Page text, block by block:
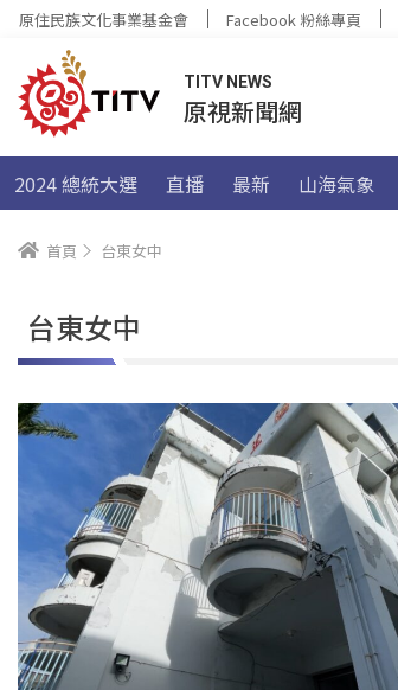
原住民族文化事業基金會 Facebook 粉絲專頁
TITV NEWS
原視新聞網
2024 總統大選 直播 最新 山海氣象
首頁 台東女中
台東女中